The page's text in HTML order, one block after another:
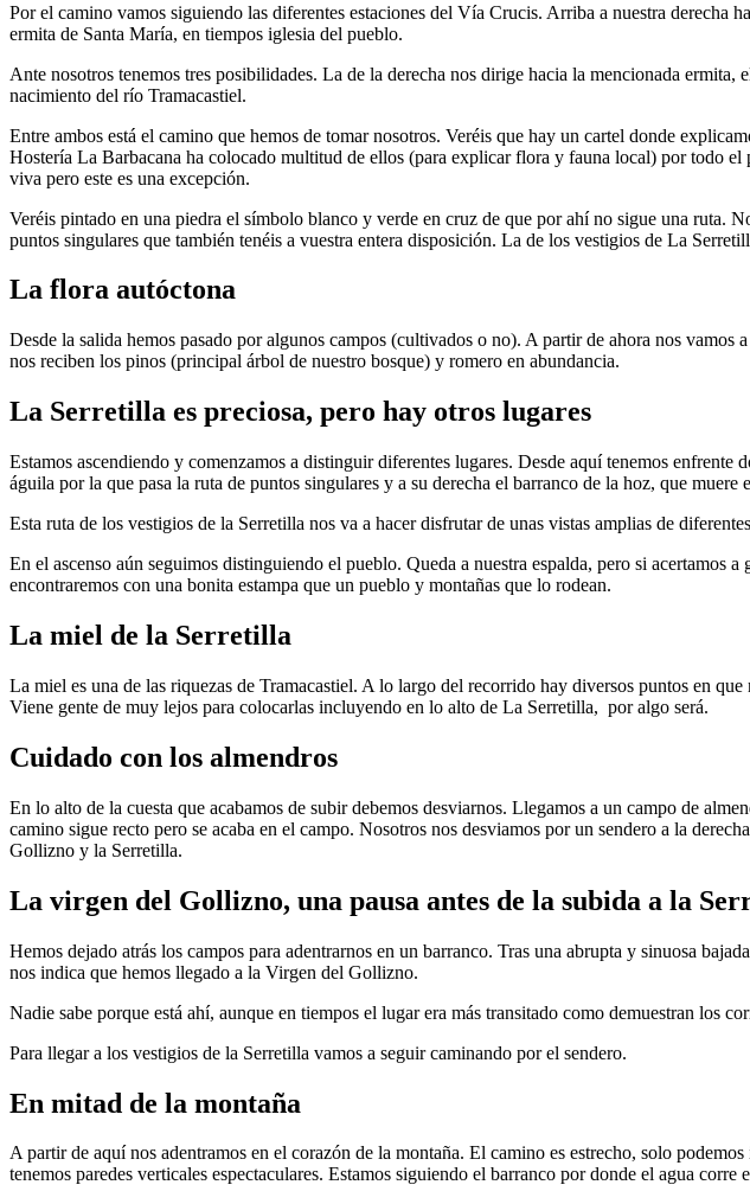
Por el camino vamos siguiendo las diferentes estaciones del Vía Crucis. Arriba a nuestra derecha
ermita de Santa María, en tiempos iglesia del pueblo.
Ante nosotros tenemos tres posibilidades. La de la derecha nos dirige hacia la mencionada ermita,
nacimiento del río Tramacastiel.
Entre ambos está el camino que hemos de tomar nosotros. Veréis que hay un cartel donde
Hostería La Barbacana ha colocado multitud de ellos (para explicar flora y fauna local) por todo el
viva pero este es una excepción.
Veréis pintado en una piedra el símbolo blanco y verde en cruz de que por ahí no sigue una ruta.
puntos singulares que también tenéis a vuestra entera disposición. La de los vestigios de La
La flora autóctona
Desde la salida hemos pasado por algunos campos (cultivados o no). A partir de ahora nos vamos
nos reciben los pinos (principal árbol de nuestro bosque) y romero en abundancia.
La Serretilla es preciosa, pero hay otros lugares
Estamos ascendiendo y comenzamos a distinguir diferentes lugares. Desde aquí tenemos enfrente
águila por la que pasa la ruta de puntos singulares y a su derecha el barranco de la hoz, que
Esta ruta de los vestigios de la Serretilla nos va a hacer disfrutar de unas vistas amplias de
En el ascenso aún seguimos distinguiendo el pueblo. Queda a nuestra espalda, pero si acertamos
encontraremos con una bonita estampa que un pueblo y montañas que lo rodean.
La miel de la Serretilla
La miel es una de las riquezas de Tramacastiel. A lo largo del recorrido hay diversos puntos en que
Viene gente de muy lejos para colocarlas incluyendo en lo alto de La Serretilla, por algo será.
Cuidado con los almendros
En lo alto de la cuesta que acabamos de subir debemos desviarnos. Llegamos a un campo de
camino sigue recto pero se acaba en el campo. Nosotros nos desviamos por un sendero a la
Gollizno y la Serretilla.
La virgen del Gollizno, una pausa antes de la subida a la
Hemos dejado atrás los campos para adentrarnos en un barranco. Tras una abrupta y sinuosa
nos indica que hemos llegado a la Virgen del Gollizno.
Nadie sabe porque está ahí, aunque en tiempos el lugar era más transitado como demuestran los
Para llegar a los vestigios de la Serretilla vamos a seguir caminando por el sendero.
En mitad de la montaña
A partir de aquí nos adentramos en el corazón de la montaña. El camino es estrecho, solo
tenemos paredes verticales espectaculares. Estamos siguiendo el barranco por donde el agua corre